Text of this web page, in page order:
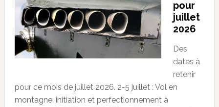
pour
juillet
2026
Des
dates à
retenir
pour ce mois de juillet 2026. 2-5 juillet : Vol en
montagne, initiation et perfectionnement à